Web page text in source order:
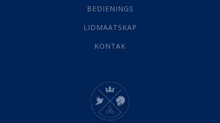
Selfondersoek(1)
Werk(22)
(142)
Hemel (31)
Israel (14)
Millennium(1)
BEDIENINGS
LIDMAATSKAP
KONTAK